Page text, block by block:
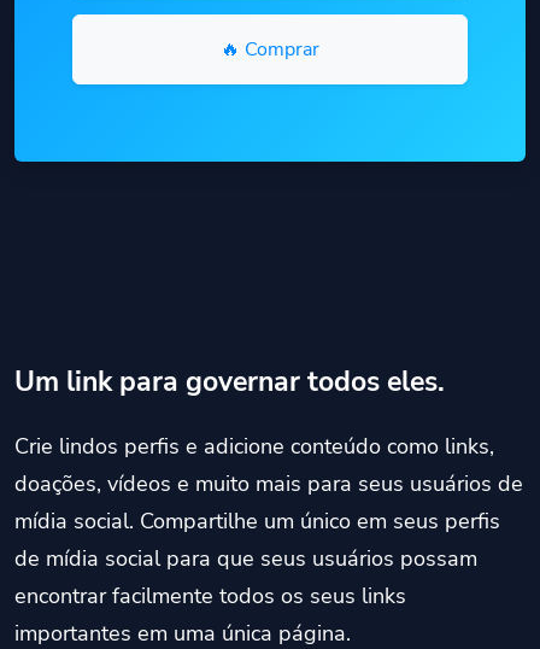
🔥 Comprar
Um link para governar todos eles.
Crie lindos perfis e adicione conteúdo como links,
doações, vídeos e muito mais para seus usuários de
mídia social. Compartilhe um único em seus perfis
de mídia social para que seus usuários possam
encontrar facilmente todos os seus links
importantes em uma única página.